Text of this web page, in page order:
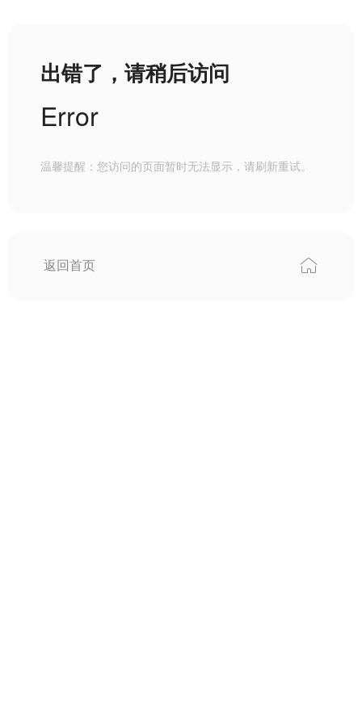
出错了，请稍后访问
Error
温馨提醒：您访问的页面暂时无法显示，请刷新重试。
返回首页